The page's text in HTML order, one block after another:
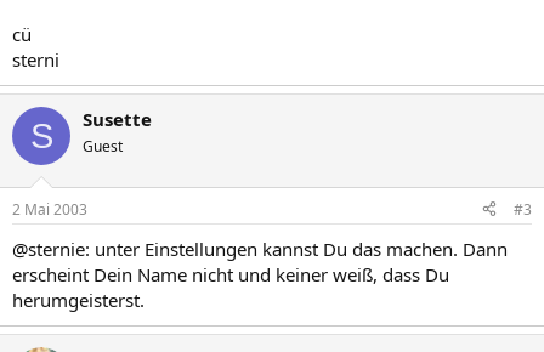
cü
sterni
S Susette
Guest
2 Mai 2003 #3
@sternie: unter Einstellungen kannst Du das machen. Dann
erscheint Dein Name nicht und keiner weiß, dass Du
herumgeisterst.